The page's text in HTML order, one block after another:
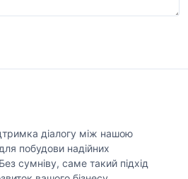
діалогу між нашою
побудови надійних
сумніву, саме такий підхід